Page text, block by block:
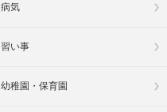
病気
習い事
幼稚園・保育園